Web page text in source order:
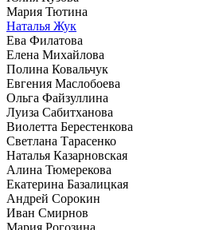
Мария Тютина
Наталья Жук
Ева Филатова
Елена Михайлова
Полина Ковальчук
Евгения Маслобоева
Ольга Файзуллина
Луиза Сабитханова
Виолетта Берестенкова
Светлана Тарасенко
Наталья Казарновская
Алина Тюмерекова
Екатерина Базалицкая
Андрей Сорокин
Иван Смирнов
Мария Рогозина